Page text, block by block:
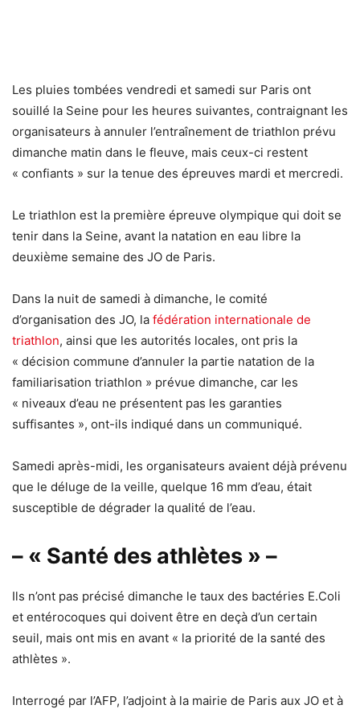
Les pluies tombées vendredi et samedi sur Paris ont
souillé la Seine pour les heures suivantes, contraignant les
organisateurs à annuler l’entraînement de triathlon prévu
dimanche matin dans le fleuve, mais ceux-ci restent
« confiants » sur la tenue des épreuves mardi et mercredi.
Le triathlon est la première épreuve olympique qui doit se
tenir dans la Seine, avant la natation en eau libre la
deuxième semaine des JO de Paris.
Dans la nuit de samedi à dimanche, le comité
d’organisation des JO, la fédération internationale de
triathlon, ainsi que les autorités locales, ont pris la
« décision commune d’annuler la partie natation de la
familiarisation triathlon » prévue dimanche, car les
« niveaux d’eau ne présentent pas les garanties
suffisantes », ont-ils indiqué dans un communiqué.
Samedi après-midi, les organisateurs avaient déjà prévenu
que le déluge de la veille, quelque 16 mm d’eau, était
susceptible de dégrader la qualité de l’eau.
– « Santé des athlètes » –
Ils n’ont pas précisé dimanche le taux des bactéries E.Coli
et entérocoques qui doivent être en deçà d’un certain
seuil, mais ont mis en avant « la priorité de la santé des
athlètes ».
Interrogé par l’AFP, l’adjoint à la mairie de Paris aux JO et à